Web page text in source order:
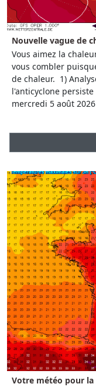
Nouvelle vague de
Vous aimez la
vous combler
de chaleur. 1)
l'anticyclone
mercredi 5 août
Votre météo pour la